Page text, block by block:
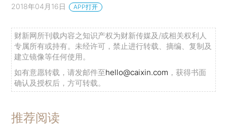
2018年04月16日 APP打开
财新网所刊载内容之知识产权为财新传媒及/或相关权利人
专属所有或持有。未经许可，禁止进行转载、摘编、复制及
建立镜像等任何使用。
如有意愿转载，请发邮件至hello@caixin.com ，获得书面
确认及授权后，方可转载。
推荐阅读